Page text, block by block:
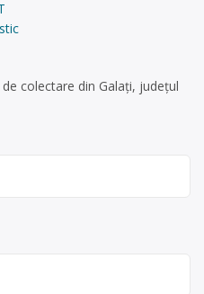
colectare din Galați, județul